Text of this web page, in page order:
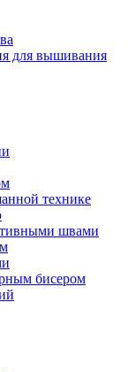
для вышивания
технике
швами
бисером